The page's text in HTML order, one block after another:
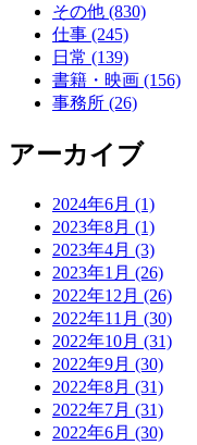
その他 (830)
仕事 (245)
日常 (139)
書籍・映画 (156)
事務所 (26)
アーカイブ
2024年6月 (1)
2023年8月 (1)
2023年4月 (3)
2023年1月 (26)
2022年12月 (26)
2022年11月 (30)
2022年10月 (31)
2022年9月 (30)
2022年8月 (31)
2022年7月 (31)
2022年6月 (30)